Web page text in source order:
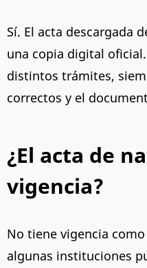
Sí. El acta descargada
una copia digital
distintos trámites,
correctos y el
¿El acta de
vigencia?
No tiene vigencia
algunas instituciones